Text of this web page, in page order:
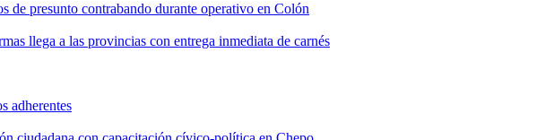
de presunto contrabando durante operativo en Colón
llega a las provincias con entrega inmediata de carnés
adherentes